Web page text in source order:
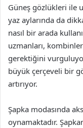
Güneş gözlükleri ile
yaz aylarında da
nasıl bir arada
uzmanları,
gerektiğini
büyük çerçeveli bir
artırıyor.
Şapka modasında
oynamaktadır.